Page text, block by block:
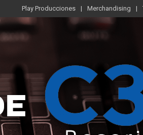
Play Producciones Merchandising